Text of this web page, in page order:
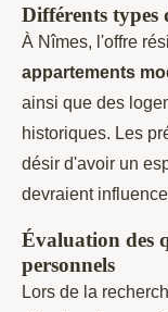
Différents types
À Nîmes, l'offre
appartements
ainsi que des
historiques. Les
désir d'avoir un
devraient
Évaluation des
personnels
Lors de la